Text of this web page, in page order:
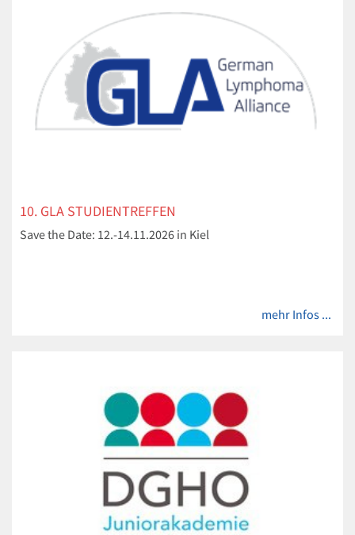
10. GLA STUDIENTREFFEN
Save the Date: 12.-14.11.2026 in Kiel
mehr Infos ...